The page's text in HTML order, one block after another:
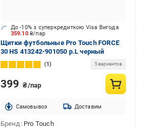
359.10₴/пар
До -10% з суперкредиткою Visa Вигода
Щитки футбольные Pro Touch FORCE
30 HS 413242-901050 р.L черный
1 5 вариантов
399 ₴/пар
Cамовывоз Доставим
Бренд Pro Touch